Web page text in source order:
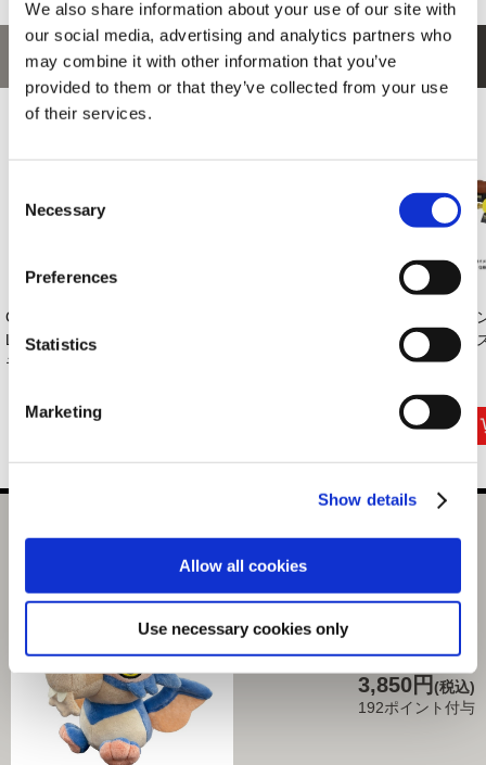
We also share information about your use of our site with
our social media, advertising and analytics partners who
may combine it with other information that you’ve
provided to them or that they’ve collected from your use
of their services.
Selection
Necessary
Preferences
Statistics
Marketing
Show details
Allow all cookies
Use necessary cookies only
あなたにおすすめの商品
CAPCOM×B-SIDE
LABELステッカー
モンス...
ハンターワイルズ
モンスターハンター モンでふぉ ぬいぐるみ ゲリョス
選択中の商品
ゲリョス
商品を選びなおす
3,850円(税込)
192ポイント付与